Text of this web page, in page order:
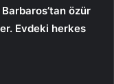
Barbaros’tan özür
Evdeki herkes